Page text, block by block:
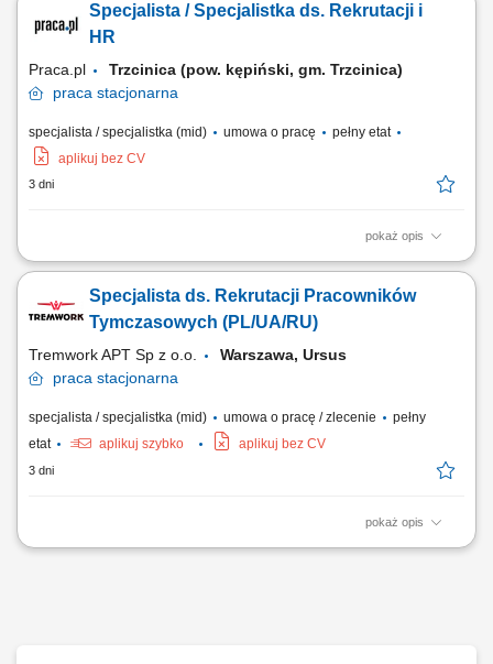
Jeśli chcesz rozwijać się w obszarze rekrutacji i poznawać organizację
„od środka”, dołącz do naszego zespołu Talent Acquisition. Twój
Specjalista / Specjalistka ds. Rekrutacji i
HR
Praca.pl
Trzcinica (pow. kępiński, gm. Trzcinica)
praca stacjonarna
specjalista / specjalistka (mid) umowa o pracę
pełny etat
aplikuj bez CV
3 dni
pokaż opis
Opis stanowiska Samodzielne realizowanie projektów rekrutacyjnych –
selekcyjne, po dobór narządzi ewaluacji kompetencji; Tworzenie i
ulepszanie standardów wdrażania świeżo zatrudnionych osób do
Specjalista ds. Rekrutacji Pracowników
Tymczasowych (PL/UA/RU)
Tremwork APT Sp z o.o.
Warszawa, Ursus
praca stacjonarna
specjalista / specjalistka (mid) umowa o pracę / zlecenie
pełny
etat
aplikuj szybko aplikuj bez CV
3 dni
pokaż opis
Zakres obowiązków: aktywne pozyskiwanie i rekrutacja kandydatów z